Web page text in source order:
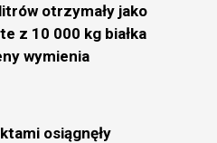
otrzymały jako
z 10 000 kg białka
wymienia
osiągnęły